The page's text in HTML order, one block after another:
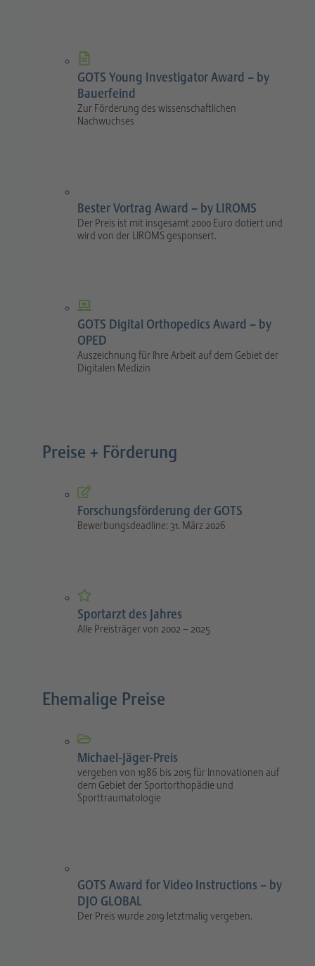
GOTS Young Investigator Award – by
Bauerfeind
Zur Förderung des wissenschaftlichen
Nachwuchses
Bester Vortrag Award – by LIROMS
Der Preis ist mit insgesamt 2000 Euro dotiert und
wird von der LIROMS gesponsert.
GOTS Digital Orthopedics Award – by
OPED
Auszeichnung für Ihre Arbeit auf dem Gebiet der
Digitalen Medizin
Preise + Förderung
Forschungsförderung der GOTS
Bewerbungsdeadline: 31. März 2026
Sportarzt des Jahres
Alle Preisträger von 2002 – 2025
Ehemalige Preise
Michael-Jäger-Preis
vergeben von 1986 bis 2015 für Innovationen auf
dem Gebiet der Sportorthopädie und
Sporttraumatologie
GOTS Award for Video Instructions – by
DJO GLOBAL
Der Preis wurde 2019 letztmalig vergeben.